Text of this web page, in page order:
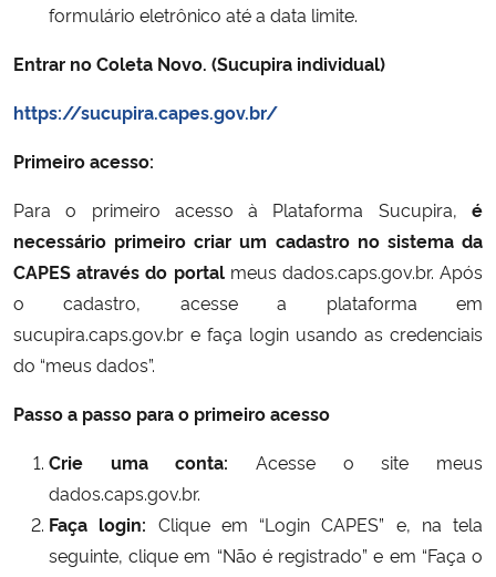
formulário eletrônico até a data limite.
Entrar no Coleta Novo. (Sucupira individual)
https://sucupira.capes.gov.br/
Primeiro acesso:
Para o primeiro acesso à Plataforma Sucupira, é
necessário primeiro criar um cadastro no sistema da
CAPES através do portalmeus dados.caps.gov.br. Após
o cadastro, acesse a plataforma em
sucupira.caps.gov.br e faça login usando as credenciais
do “meus dados”.
Passo a passo para o primeiro acesso
Crie uma conta: Acesse o site meus
dados.caps.gov.br.
Faça login: Clique em “Login CAPES” e, na tela
seguinte, clique em “Não é registrado” e em “Faça o